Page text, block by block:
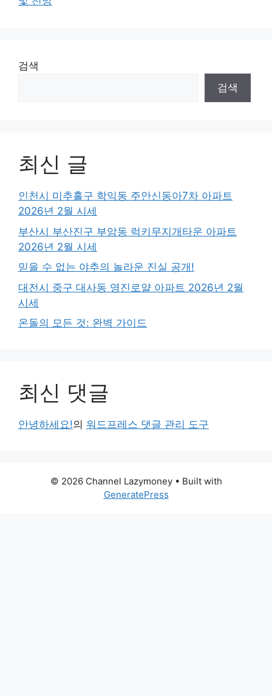
검색
검색
최신 글
인천시 미추홀구 학익동 주안신동아7차 아파트
2026년 2월 시세
부산시 부산진구 부암동 럭키무지개타운 아파트
2026년 2월 시세
믿을 수 없는 야추의 놀라운 진실 공개!
대전시 중구 대사동 영진로얄 아파트 2026년 2월
시세
온돌의 모든 것: 완벽 가이드
최신 댓글
안녕하세요!의 워드프레스 댓글 관리 도구
© 2026 Channel Lazymoney• Built with
GeneratePress